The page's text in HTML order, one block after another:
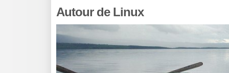
Autour de Linux